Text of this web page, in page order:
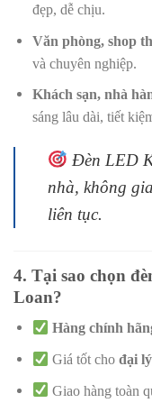
đẹp, dễ chịu.
Văn phòng, shop
và chuyên nghiệp.
Khách sạn, nhà
sáng lâu dài, tiết
Đèn LED
nhà, không
liên tục.
4. Tại sao chọn
Loan?
Hàng chính
Giá tốt chođại
Giao hàng toàn